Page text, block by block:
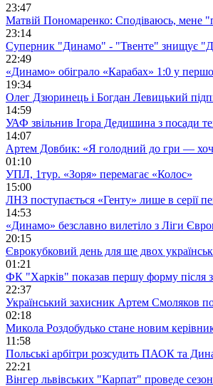
23:47
Матвій Пономаренко: Сподіваюсь, мене
23:14
Суперник "Динамо" - "Твенте" знищує
22:49
«Динамо» обіграло «Карабах» 1:0 у
19:34
Олег Дзюринець і Богдан Левицький
14:59
УАФ звільнив Ігора Дедишина з посади
14:07
Артем Довбик: «Я голодний до гри —
01:10
УПЛ, 1тур. «Зоря» перемагає «Колос»
15:00
ЛНЗ поступається «Генту» лише в серії
14:53
«Динамо» безславно вилетіло з Ліги
20:15
Єврокубковий день для ще двох
01:21
ФК "Харків" показав першу форму після
22:37
Український захисник Артем Смоляков
02:18
Микола Роздобудько стане новим
11:58
Польські арбітри розсудить ПАОК та
22:21
Вінгер львівських "Карпат" проведе